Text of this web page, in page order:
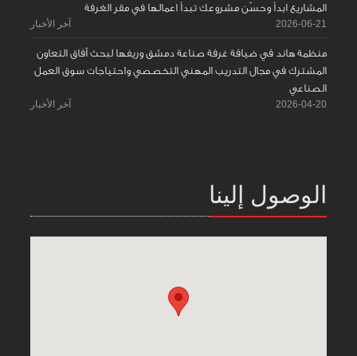
المشاريع ابدأ وحسّن مشروعك تبدأ اعمالها في مقر الغرفة
2026-06-21 آخر الأخبار
منظمة هاند في ضيافة غرفة صناعة دمشق وريفها لبحث آفاق التعاون
المشترك في مجال التدريب المهني التخصصي واحتياجات سوق العمل
الصناعي
2026-04-20 آخر الأخبار
الوصول إلينا